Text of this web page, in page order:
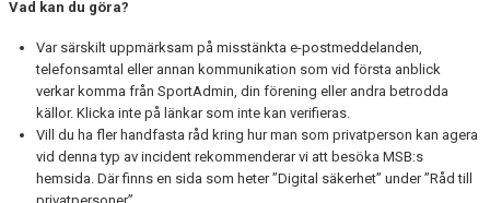
Vad kan du göra?
Var särskilt uppmärksam på misstänkta e-postmeddelanden,
telefonsamtal eller annan kommunikation som vid första anblick
verkar komma från SportAdmin, din förening eller andra betrodda
källor. Klicka inte på länkar som inte kan verifieras.
Vill du ha fler handfasta råd kring hur man som privatperson kan agera
vid denna typ av incident rekommenderar vi att besöka MSB:s
hemsida. Där finns en sida som heter ”Digital säkerhet” under ”Råd till